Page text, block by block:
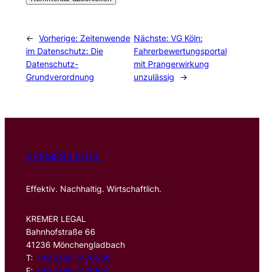
← Vorherige: Zeitenwende
im Datenschutz: Die
Datenschutz-
Grundverordnung
Nächste: VG Köln:
Fahrerbewertungsportal
mit Prangerwirkung
unzulässig
→
KREMER LEGAL
Effektiv. Nachhaltig. Wirtschaftlich.
KREMER LEGAL
Bahnhofstraße 66
41236 Mönchengladbach
T: +49 2166 1470500